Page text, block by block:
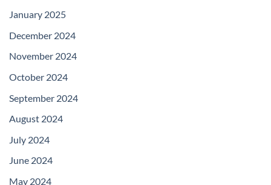
January 2025
December 2024
November 2024
October 2024
September 2024
August 2024
July 2024
June 2024
May 2024